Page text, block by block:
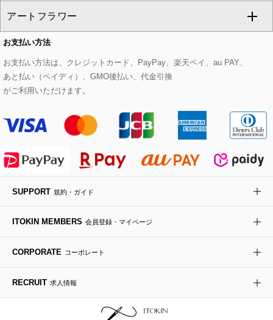
eur3
Maison de CINQ
MK MICHEL KLEIN BAG
HIROKO KOSHINO
スウェット・ジャージー
その他のトップス
セットアップパンツ
セットアップスカート
セットアップワンピース
チェスターコート
モッズコート
ステンカラーコート
ライダースジャケット
デニムジャケット
ダウンジャケット・コート
ベルト・サスペンダー
帽子
ヘアアクセサリー
ハンカチ・バンダナ
手袋
チャーム・ストラップ
ピアス・イヤリング
ブレスレット・バングル
ブローチ・コサージュ
トートバッグ
ショルダーバッグ
ボストンバッグ
バックパック・リュック
ボディバッグ・メッセンジャーバッグ
トラベルバッグ
すべてのシューズ
パンプス
スニーカー
フラットシューズ
ローファー
ドレスシューズ
アートフラワー
すべてのアートフラワー
ローズ
カサブランカ・カラー
ラナンキュラス
ポプリアレンジ＆フレグランス
お支払い方法
お支払い方法は、クレジットカード、PayPay、楽天ペイ、au PAY、
あと払い（ペイディ）、GMO後払い、代金引換
がご利用いただけます。
SUPPORT 規約・ガイド
ITOKIN MEMBERS 会員登録・マイページ
CORPORATE コーポレート
RECRUIT 求人情報